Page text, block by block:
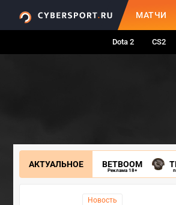
МАТЧИ
Dota 2 CS2
АКТУАЛЬНОЕ BETBOOM
Реклама 18+
Новость